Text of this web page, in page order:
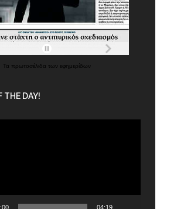
Τα πρωτοσέλιδα των εφημερίδων
THE DAY!
04:19